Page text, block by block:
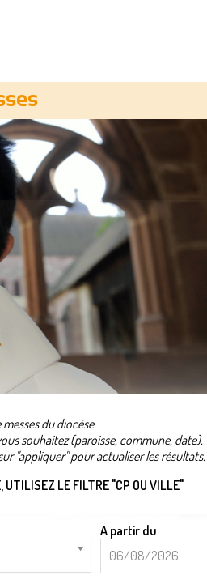
du diocèse.
souhaitez (paroisse, commune, date).
"appliquer" pour actualiser les résultats.
UTILISEZ LE FILTRE "CP OU VILLE"
A partir du
partir
du